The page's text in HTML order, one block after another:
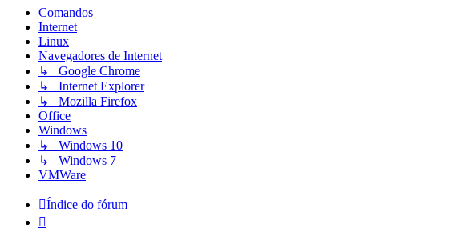
Comandos
Internet
Linux
Navegadores de Internet
↳ Google Chrome
↳ Internet Explorer
↳ Mozilla Firefox
Office
Windows
↳ Windows 10
↳ Windows 7
VMWare
Índice do fórum